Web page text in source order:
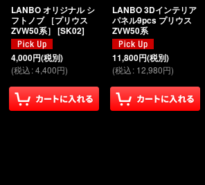
LANBO オリジナル シ
フトノブ ［プリウス
ZVW50系］ [SK02]
4,000円(税別)
(税込:4,400円)
LANBO 3Dインテリア
パネル9pcs プリウス
ZVW50系
11,800円(税別)
(税込: 12,980円)